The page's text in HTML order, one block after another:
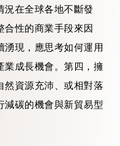
況在全球各地不斷發
性的商業手段來因
現，應思考如何運用
業成長機會。第四，擁
然資源充沛、或相對落
減碳的機會與新貿易型